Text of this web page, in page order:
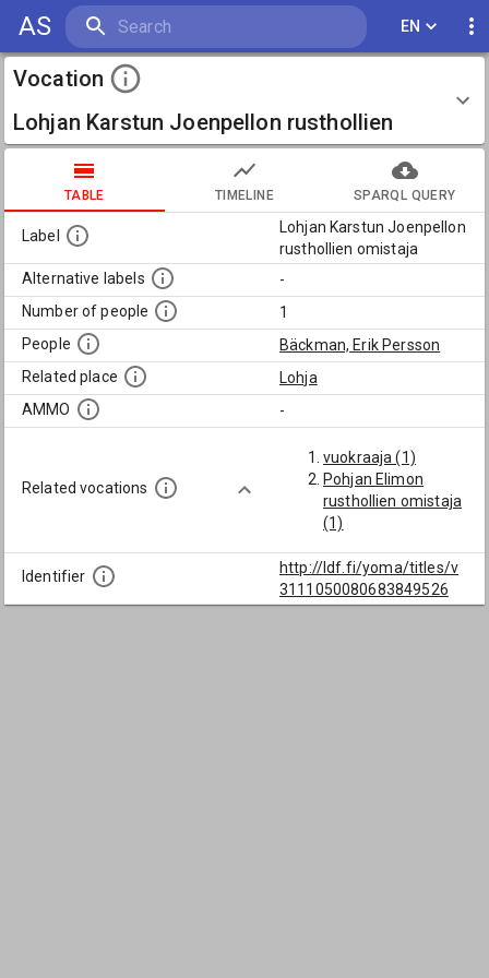
AS EN
Vocation
Lohjan Karstun Joenpellon rusthollien
omistaja
TABLE TIMELINE SPARQL QUERY
Label
Lohjan Karstun Joenpellon
rusthollien omistaja
Alternative labels
-
Number of people
1
People
Bäckman, Erik Persson
Related place
Lohja
AMMO
-
Related vocations
vuokraaja (1)
Pohjan Elimon
rusthollien omistaja
(1)
Identifier
http://ldf.fi/yoma/titles/v
3111050080683849526